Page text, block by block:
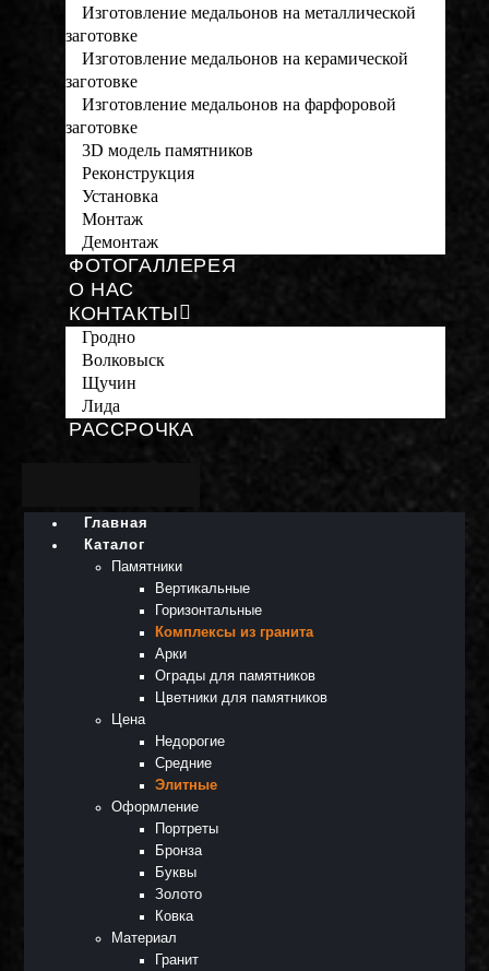
Изготовление медальонов на металлической
заготовке
Изготовление медальонов на керамической
заготовке
Изготовление медальонов на фарфоровой
заготовке
3D модель памятников
Реконструкция
Установка
Монтаж
Демонтаж
ФОТОГАЛЛЕРЕЯ
О НАС
КОНТАКТЫ
Гродно
Волковыск
Щучин
Лида
РАССРОЧКА
Главная
Каталог
Памятники
Вертикальные
Горизонтальные
Комплексы из гранита
Арки
Ограды для памятников
Цветники для памятников
Цена
Недорогие
Средние
Элитные
Оформление
Портреты
Бронза
Буквы
Золото
Ковка
Материал
Гранит